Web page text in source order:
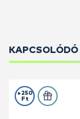
+250
Ft